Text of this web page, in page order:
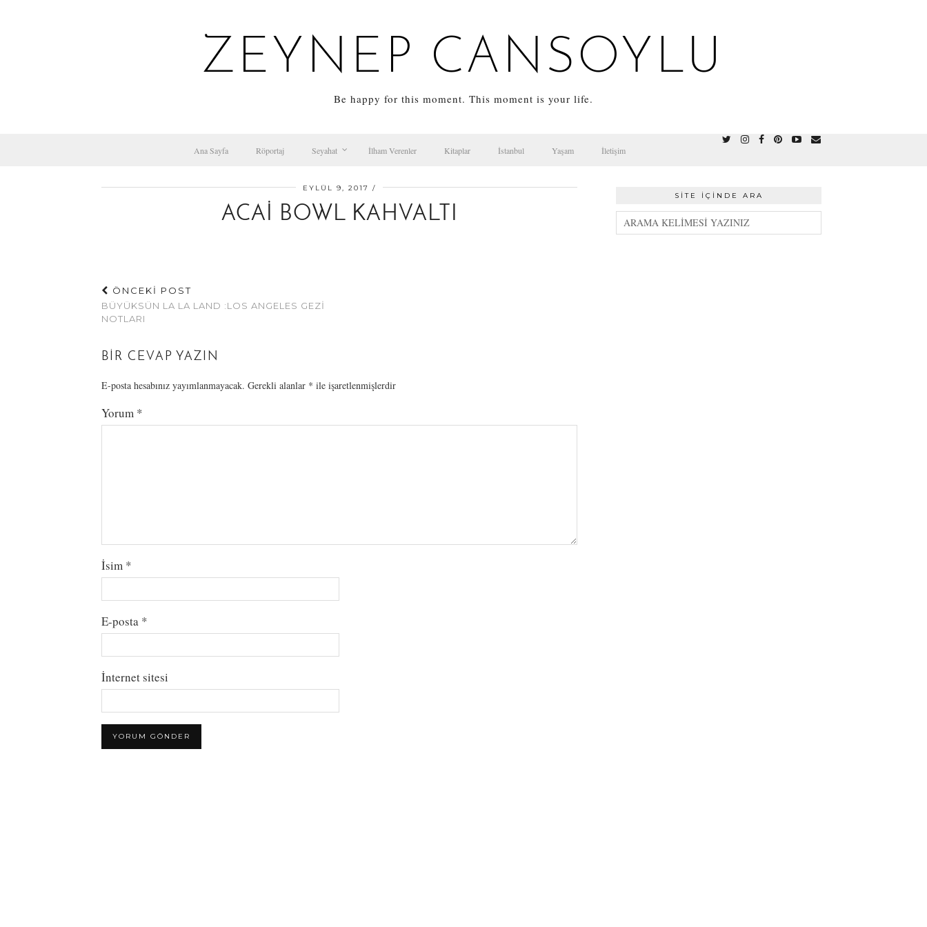
ZEYNEP CANSOYLU
Be happy for this moment. This moment is your life.
Ana Sayfa Röportaj Seyahat İlham Verenler Kitaplar İstanbul Yaşam İletişim
EYLÜL 9, 2017
ACAI BOWL KAHVALTI
ÖNCEKİ POST
BÜYÜKSÜN LA LA LAND :LOS ANGELES GEZI
NOTLARI
BIR CEVAP YAZIN
E-posta hesabınız yayımlanmayacak. Gerekli alanlar * ile işaretlenmişlerdir
Yorum *
İsim *
E-posta *
İnternet sitesi
SITE İÇINDE ARA